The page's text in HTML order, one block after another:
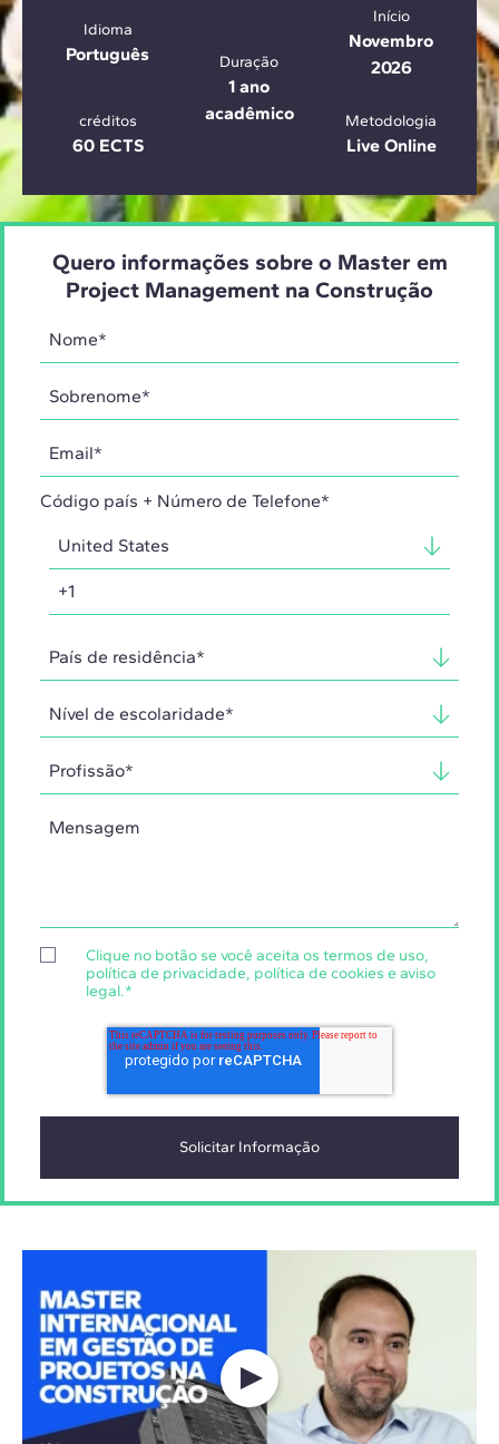
Idioma
Português Duração
1 ano
acadêmico
Início
Novembro
2026
créditos
60 ECTS
Metodologia
Live Online
Quero informações sobre o Master em
Project Management na Construção
Código país + Número de Telefone*
Clique no botão se você aceita os termos de uso,
política de privacidade, política de cookies e aviso
legal.*